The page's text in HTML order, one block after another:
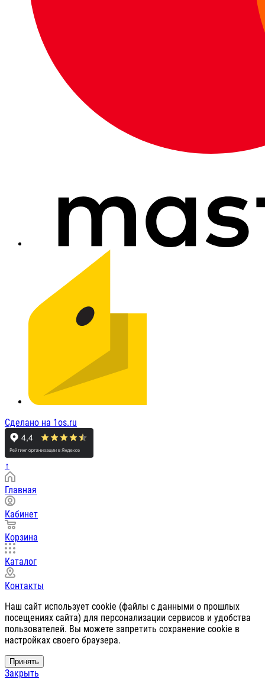
Сделано на 1os.ru
↑
Главная
Кабинет
Корзина
Каталог
Контакты
Наш сайт использует cookie (файлы с данными о прошлых
посещениях сайта) для персонализации сервисов и удобства
пользователей. Вы можете запретить сохранение cookie в
настройках своего браузера.
Принять
Закрыть